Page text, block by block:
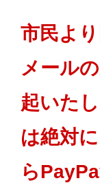
市民よ
メール
起いた
は絶対
ら